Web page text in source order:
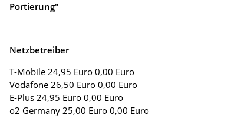
Portierung"
Netzbetreiber
T-Mobile 24,95 Euro 0,00 Euro
Vodafone 26,50 Euro 0,00 Euro
E-Plus 24,95 Euro 0,00 Euro
o2 Germany 25,00 Euro 0,00 Euro